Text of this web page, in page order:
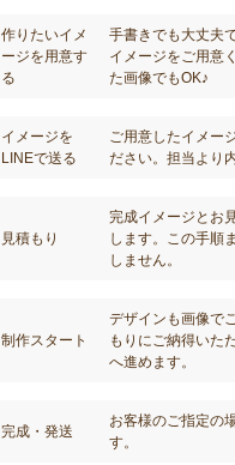
作りたいイメ
ージを用意す
る
手書きでも大丈夫
イメージをご用意
た画像でもOK♪
イメージを
LINEで送る
ご用意したイメー
ださい。担当より
見積もり
完成イメージとお
します。この手順
しません。
制作スタート
デザインも画像で
もりにご納得いた
へ進めます。
完成・発送
お客様のご指定の
す。